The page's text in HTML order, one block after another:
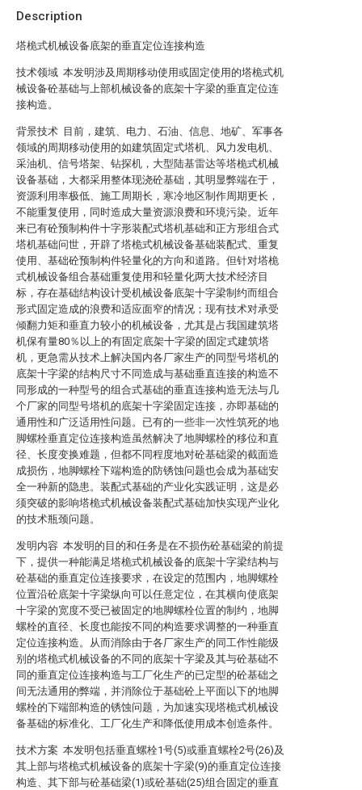
Description
塔桅式机械设备底架的垂直定位连接构造
技术领域 本发明涉及周期移动使用或固定使用的塔桅式机
械设备砼基础与上部机械设备的底架十字梁的垂直定位连
接构造。
背景技术 目前，建筑、电力、石油、信息、地矿、军事各
领域的周期移动使用的如建筑固定式塔机、风力发电机、
采油机、信号塔架、钻探机，大型陆基雷达等塔桅式机械
设备基础，大都采用整体现浇砼基础，其明显弊端在于，
资源利用率极低、施工周期长，寒冷地区制作周期更长，
不能重复使用，同时造成大量资源浪费和环境污染。近年
来已有砼预制构件十字形装配式塔机基础和正方形组合式
塔机基础问世，开辟了塔桅式机械设备基础装配式、重复
使用、基础砼预制构件轻量化的方向和道路。但针对塔桅
式机械设备组合基础重复使用和轻量化两大技术经济目
标，存在基础结构设计受机械设备底架十字梁制约而组合
形式固定造成的浪费和适应面窄的情况；现有技术对承受
倾翻力矩和垂直力较小的机械设备，尤其是占我国建筑塔
机保有量80％以上的有固定底架十字梁的固定式建筑塔
机，更急需从技术上解决国内各厂家生产的同型号塔机的
底架十字梁的结构尺寸不同造成与基础垂直连接的构造不
同形成的一种型号的组合式基础的垂直连接构造无法与几
个厂家的同型号塔机的底架十字梁固定连接，亦即基础的
通用性和广泛适用性问题。已有的一些非一次性筑死的地
脚螺栓垂直定位连接构造虽然解决了地脚螺栓的移位和直
径、长度变换难题，但都不同程度地对砼基础梁的截面造
成损伤，地脚螺栓下端构造的防锈蚀问题也会成为基础安
全一种新的隐患。装配式基础的产业化实践证明，这是必
须突破的影响塔桅式机械设备装配式基础加快实现产业化
的技术瓶颈问题。
发明内容 本发明的目的和任务是在不损伤砼基础梁的前提
下，提供一种能满足塔桅式机械设备的底架十字梁结构与
砼基础的垂直定位连接要求，在设定的范围内，地脚螺栓
位置沿砼底架十字梁纵向可以任意定位，在其横向使底架
十字梁的宽度不受已被固定的地脚螺栓位置的制约，地脚
螺栓的直径、长度也能按不同的构造要求调整的一种垂直
定位连接构造。从而消除由于各厂家生产的同工作性能级
别的塔桅式机械设备的不同的底架十字梁及其与砼基础不
同的垂直定位连接构造与工厂化生产的已定型的砼基础之
间无法通用的弊端，并消除位于基础砼上平面以下的地脚
螺栓的下端部构造的锈蚀问题，为加速实现塔桅式机械设
备基础的标准化、工厂化生产和降低使用成本创造条件。
技术方案 本发明包括垂直螺栓1号(5)或垂直螺栓2号(26)及
其上部与塔桅式机械设备的底架十字梁(9)的垂直定位连接
构造、其下部与砼基础梁(1)或砼基础(25)组合固定的垂直